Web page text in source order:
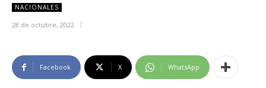
NACIONALES
28 de octubre, 2022
Facebook X WhatsApp